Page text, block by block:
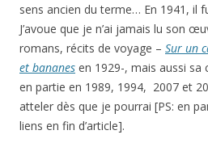
sens ancien du terme… En 1941, il
J’avoue que je n’ai jamais lu son
romans, récits de voyage – Sur un
et bananes en 1929-, mais aussi sa
en partie en 1989, 1994, 2007 et
atteler dès que je pourrai [PS: en
liens en fin d’article].